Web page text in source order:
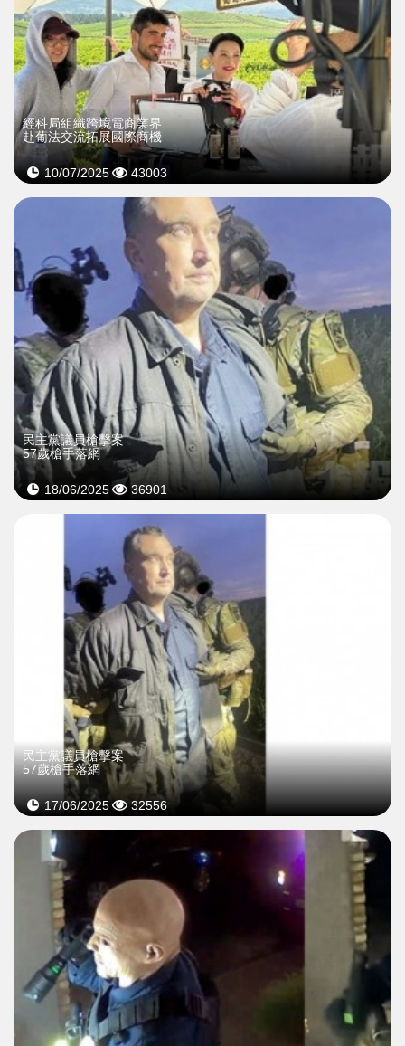
經科局組織跨境電商業界
赴葡法交流拓展國際商機
10/07/2025 43003
民主黨議員槍擊案
57歲槍手落網
18/06/2025 36901
民主黨議員槍擊案
57歲槍手落網
17/06/2025 32556